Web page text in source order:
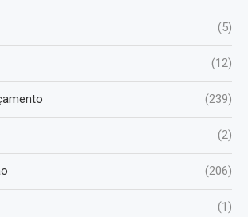
(5)
(12)
(239)
(2)
(206)
(1)